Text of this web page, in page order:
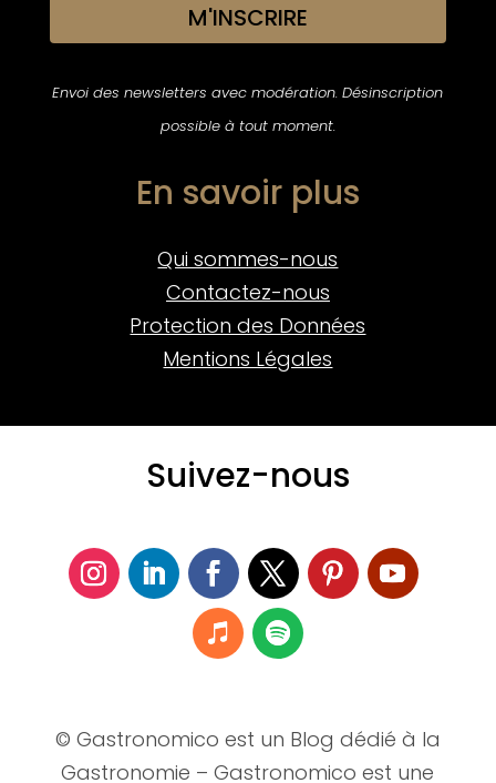
M'INSCRIRE
Envoi des newsletters avec modération. Désinscription
possible à tout moment.
En savoir plus
Qui sommes-nous
Contactez-nous
Protection des Données
Mentions Légales
Suivez-nous
© Gastronomico est un Blog dédié à la
Gastronomie – Gastronomico est une